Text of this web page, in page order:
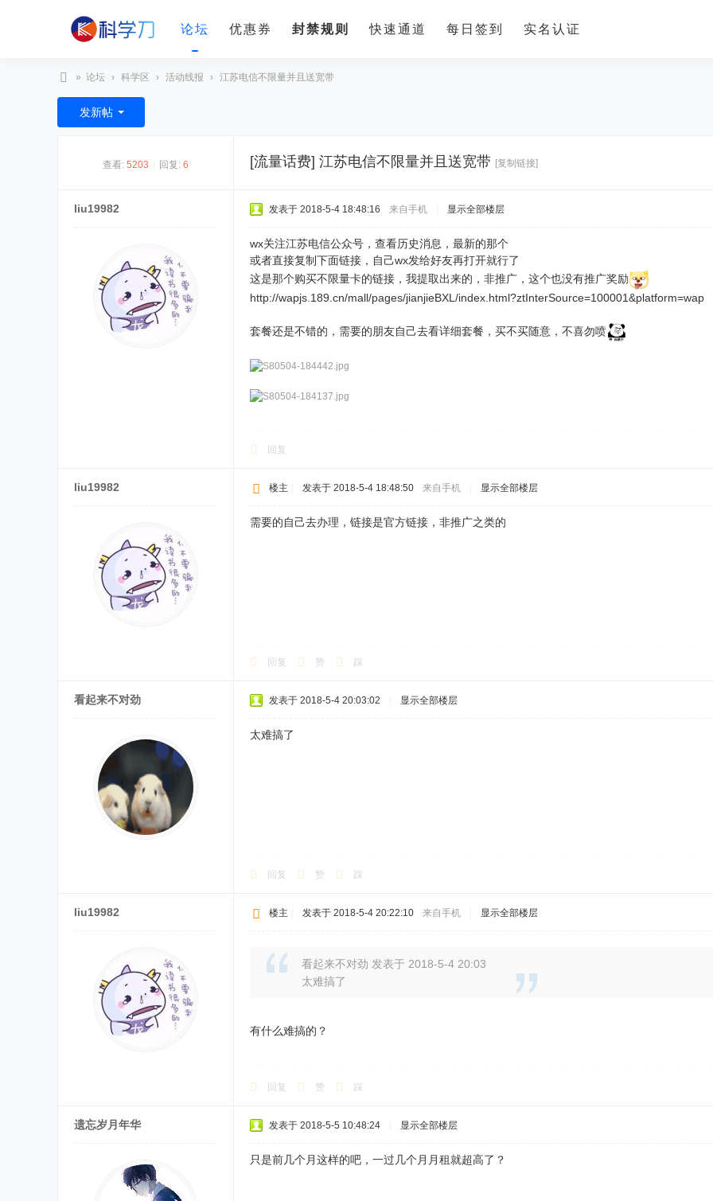
论坛 优惠券 封禁规则 快速通道 每日签到 实名认证
科
学
» 论坛 › 科学区 › 活动线报 › 江苏电信不限量并且送宽带
发新帖
查看: 5203 回复: 6 [流量话费] 江苏电信不限量并且送宽带 [复制链接]
liu19982 发表于 2018-5-4 18:48:16 来自手机 显示全部楼层
wx关注江苏电信公众号，查看历史消息，最新的那个
或者直接复制下面链接，自己wx发给好友再打开就行了
这是那个购买不限量卡的链接，我提取出来的，非推广，这个也没有推广奖励
http://wapjs.189.cn/mall/pages/jianjieBXL/index.html?ztInterSource=100001&platform=wap
套餐还是不错的，需要的朋友自己去看详细套餐，买不买随意，不喜勿喷
回复
liu19982 楼主 发表于 2018-5-4 18:48:50 来自手机 显示全部楼层
需要的自己去办理，链接是官方链接，非推广之类的
回复 赞 踩
看起来不对劲 发表于 2018-5-4 20:03:02 显示全部楼层
太难搞了
回复 赞 踩
liu19982 楼主 发表于 2018-5-4 20:22:10 来自手机 显示全部楼层
看起来不对劲 发表于 2018-5-4 20:03
太难搞了
有什么难搞的？
回复 赞 踩
遗忘岁月年华 发表于 2018-5-5 10:48:24 显示全部楼层
只是前几个月这样的吧，一过几个月月租就超高了？